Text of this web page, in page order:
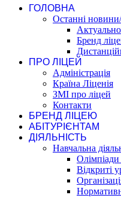
ГОЛОВНА
Останні
Бренд
ПРО ЛІЦЕЙ
Адміністрація
Країна Ліценія
ЗМІ про ліцей
Контакти
БРЕНД ЛІЦЕЮ
АБІТУРІЄНТАМ
ДІЯЛЬНІСТЬ
Навчальна
Відкриті